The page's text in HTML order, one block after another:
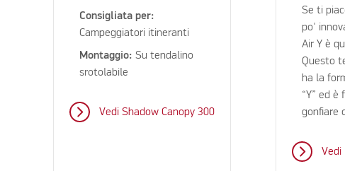
Consigliata per:
Campeggiatori itineranti
Montaggio: Su tendalino
srotolabile
Vedi Shadow Canopy 300
Se ti
po'
Air Y è
Questo
ha la
“Y” ed è
gonfiare
Vedi